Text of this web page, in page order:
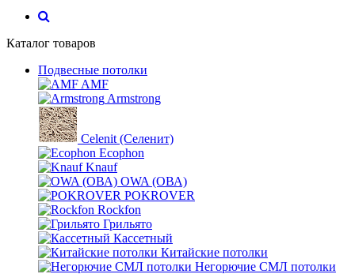
Каталог товаров
Подвесные потолки
AMF
Armstrong
Celenit (Селенит)
Ecophon
Knauf
OWA (ОВА)
POKROVER
Rockfon
Грильято
Кассетный
Китайские потолки
Негорючие СМЛ потолки